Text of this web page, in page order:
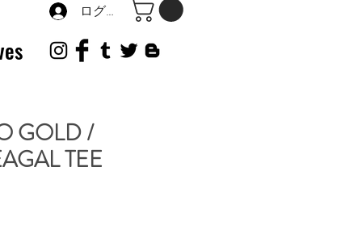
ログイン
GOLD /
TEE